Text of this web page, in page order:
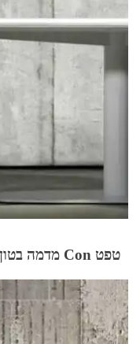
טפט Con מדמה בטון